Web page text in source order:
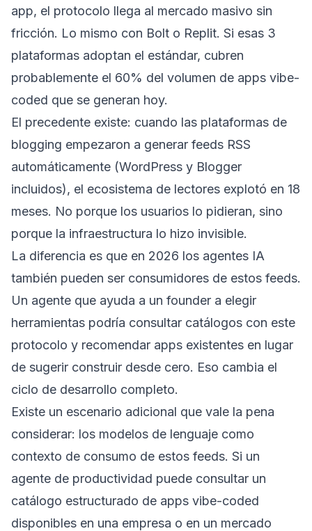
app, el protocolo llega al mercado masivo sin
fricción. Lo mismo con Bolt o Replit. Si esas 3
plataformas adoptan el estándar, cubren
probablemente el 60% del volumen de apps vibe-
coded que se generan hoy.
El precedente existe: cuando las plataformas de
blogging empezaron a generar feeds RSS
automáticamente (WordPress y Blogger
incluidos), el ecosistema de lectores explotó en 18
meses. No porque los usuarios lo pidieran, sino
porque la infraestructura lo hizo invisible.
La diferencia es que en 2026 los agentes IA
también pueden ser consumidores de estos feeds.
Un agente que ayuda a un founder a elegir
herramientas podría consultar catálogos con este
protocolo y recomendar apps existentes en lugar
de sugerir construir desde cero. Eso cambia el
ciclo de desarrollo completo.
Existe un escenario adicional que vale la pena
considerar: los modelos de lenguaje como
contexto de consumo de estos feeds. Si un
agente de productividad puede consultar un
catálogo estructurado de apps vibe-coded
disponibles en una empresa o en un mercado